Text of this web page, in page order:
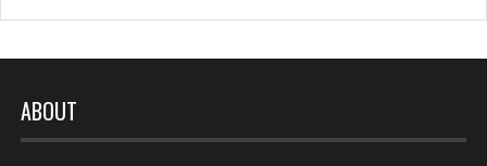
ABOUT